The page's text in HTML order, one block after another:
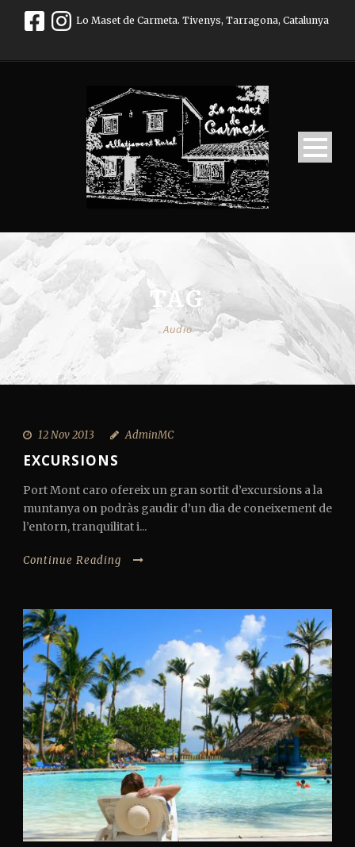
Lo Maset de Carmeta. Tivenys, Tarragona, Catalunya
TAG
Audio
12 Nov 2013 AdminMC
EXCURSIONS
Port Mont caro ofereix un gran sortit d’excursions a la
muntanya on podràs gaudir d’un dia de coneixement de
l’entorn, tranquilitat i...
Continue Reading